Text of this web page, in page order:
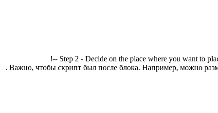
!-- Step 2 - Decide on the place where you want to
. Важно, чтобы скрипт был после блока. Например, можно